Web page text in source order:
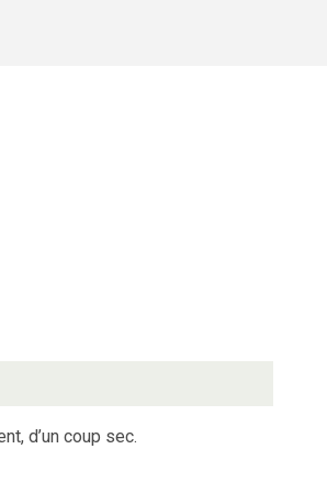
d’un coup sec.